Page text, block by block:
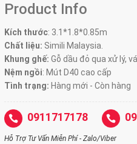
Product Info
Kích thước: 3.1*1.8*0.85m
Chất liệu: Simili Malaysia.
Khung ghế: Gỗ dầu đỏ qua xử lý,
Nệm ngồi: Mút D40 cao cấp
Tình trạng: Hàng mới - Còn hàng
0911717178
Hỗ Trợ Tư Vấn Miễn Phí - Zalo/Viber